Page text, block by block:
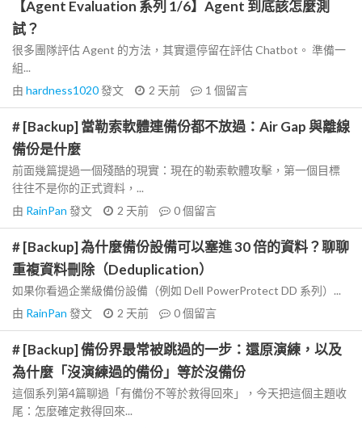
【Agent Evaluation 系列 1/6】Agent 到底該怎麼測
試？
很多團隊評估 Agent 的方法，其實還停留在評估 Chatbot。 準備一
組...
由 hardness1020發文 2 天前 1 個留言
# [Backup] 當勒索軟體連備份都不放過：Air Gap 與離線
備份是什麼
前面幾篇提過一個殘酷的現實：現在的勒索軟體攻擊，第一個目標
往往不是你的正式資料，...
由 RainPan 發文 2 天前 0個留言
# [Backup] 為什麼備份設備可以塞進 30 倍的資料？聊聊
重複資料刪除（Deduplication）
如果你看過企業級備份設備（例如 Dell PowerProtect DD 系列）...
由 RainPan 發文 2 天前 0個留言
# [Backup] 備份界最常被跳過的一步：還原演練，以及
為什麼「沒演練過的備份」等於沒備份
這個系列第4篇聊過「有備份不等於救得回來」，今天把這個主題收
尾：怎麼確定救得回來...